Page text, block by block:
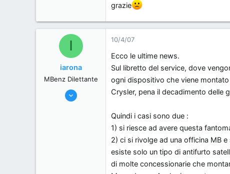
grazie
I
iarona
MBenz Dilettante
28/3/07
10/4/07
Ecco le ultime news.
Sul libretto del service, dove
ogni dispositivo che viene montato
Crysler, pena il decadimento delle
Quindi i casi sono due :
1) si riesce ad avere questa
2) ci si rivolge ad una officina MB
esiste solo un tipo di antifurto
di molte concessionarie che